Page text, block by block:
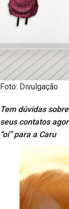
Foto: Divulgação
Tem dúvidas
seus contatos
“oi” para a Caru